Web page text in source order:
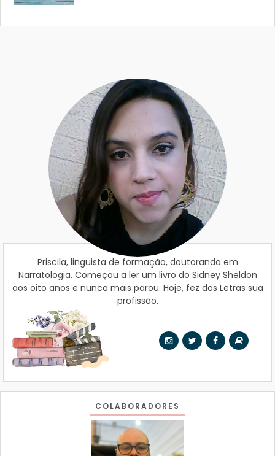
Priscila, linguista de formação, doutoranda em
Narratologia. Começou a ler um livro do Sidney Sheldon
aos oito anos e nunca mais parou. Hoje, fez das Letras sua
profissão.
COLABORADORES